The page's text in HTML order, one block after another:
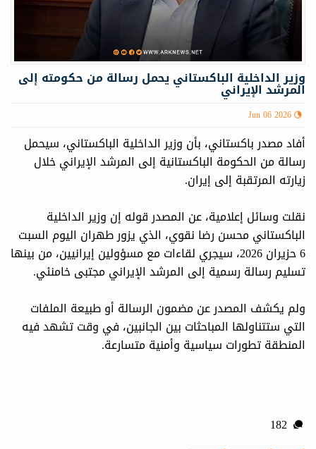
وزير الداخلية الباكستاني يحمل رسالة من حكومته إلى
المرشد الإيراني
Jun 06 2026
أفاد مصدر باكستاني، بأن وزير الداخلية الباكستاني، سيحمل
رسالة من الحكومة الباكستانية إلى المرشد الإيراني خلال
زيارته المرتقبة إلى إيران.
نقلت وسائل إعلامية، عن المصدر قوله إن وزير الداخلية
الباكستاني محسن رضا نقوي، الذي يزور طهران اليوم السبت
6 حزيران 2026، سيجري لقاءات مع مسؤولين إيرانيين، من بينها
تسليم رسالة رسمية إلى المرشد الإيراني مجتبى خامنئي.
ولم يكشف المصدر عن مضمون الرسالة أو طبيعة الملفات
التي ستتناولها المباحثات بين الجانبين، في وقت تشهد فيه
المنطقة تطورات سياسية وأمنية متسارعة.